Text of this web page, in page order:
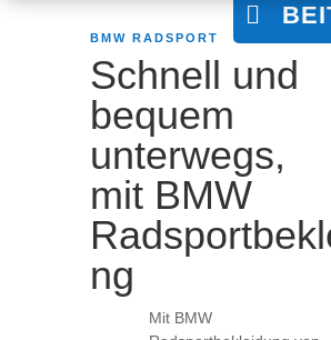
BMW RADSPORT
Schnell und
bequem
unterwegs,
mit BMW
ng
Mit BMW